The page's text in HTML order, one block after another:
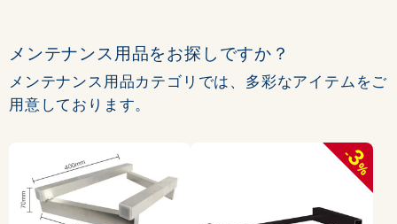
メンテナンス用品をお探しですか？
メンテナンス用品カテゴリでは、多彩なアイテムをご
用意しております。
-
3
%